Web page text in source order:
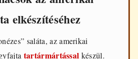
elkészítéséhez
saláta, az amerikai
tartármártással készül.